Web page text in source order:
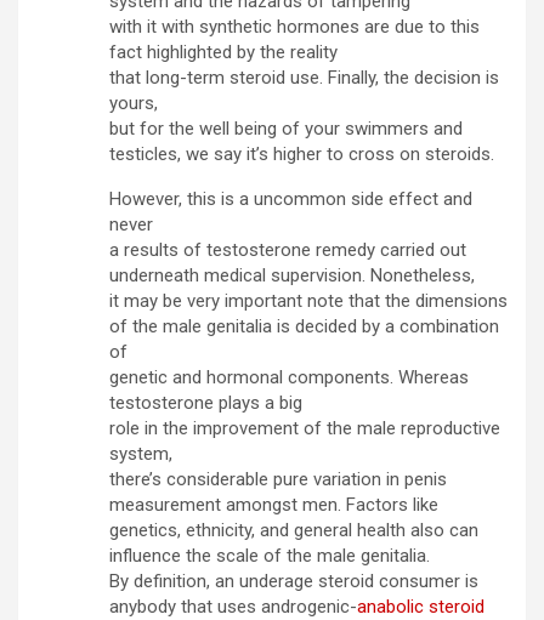
with it with synthetic hormones are due to this
fact highlighted by the reality
that long-term steroid use. Finally, the decision is
yours,
but for the well being of your swimmers and
testicles, we say it’s higher to cross on steroids.
However, this is a uncommon side effect and
never
a results of testosterone remedy carried out
underneath medical supervision. Nonetheless,
it may be very important note that the dimensions
of the male genitalia is decided by a combination
of
genetic and hormonal components. Whereas
testosterone plays a big
role in the improvement of the male reproductive
system,
there’s considerable pure variation in penis
measurement amongst men. Factors like
genetics, ethnicity, and general health also can
influence the scale of the male genitalia.
By definition, an underage steroid consumer is
anybody that uses androgenic-anabolic steroid